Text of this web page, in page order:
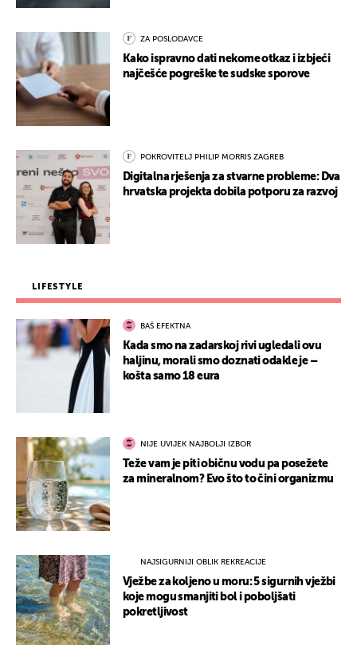
ZA POSLODAVCE
Kako ispravno dati nekome otkaz i izbjeći
najčešće pogreške te sudske sporove
POKROVITELJ PHILIP MORRIS ZAGREB
Digitalna rješenja za stvarne probleme: Dva
hrvatska projekta dobila potporu za razvoj
LIFESTYLE
BAŠ EFEKTNA
Kada smo na zadarskoj rivi ugledali ovu
haljinu, morali smo doznati odakle je –
košta samo 18 eura
NIJE UVIJEK NAJBOLJI IZBOR
Teže vam je piti običnu vodu pa posežete
za mineralnom? Evo što to čini organizmu
NAJSIGURNIJI OBLIK REKREACIJE
Vježbe za koljeno u moru: 5 sigurnih vježbi
koje mogu smanjiti bol i poboljšati
pokretljivost